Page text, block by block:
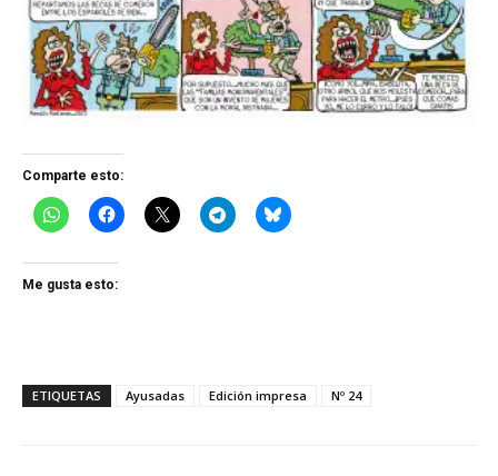
Comparte esto:
Me gusta esto:
ETIQUETAS Ayusadas Edición impresa Nº 24